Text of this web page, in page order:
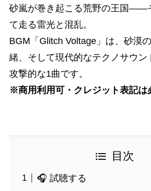
砂嵐が巻き起こる荒野の王国――
て走る雷光と混乱。
BGM「Glitch Voltage」は、砂漠
緒、そして現代的なテクノサウン
攻撃的な1曲です。
※商用利用可・クレジット表記は
目次
🎧 試聴する